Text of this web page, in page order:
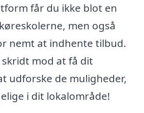
får du ikke blot en
men også
nemt at indhente tilbud.
mod at få dit
udforske de muligheder,
i dit lokalområde!